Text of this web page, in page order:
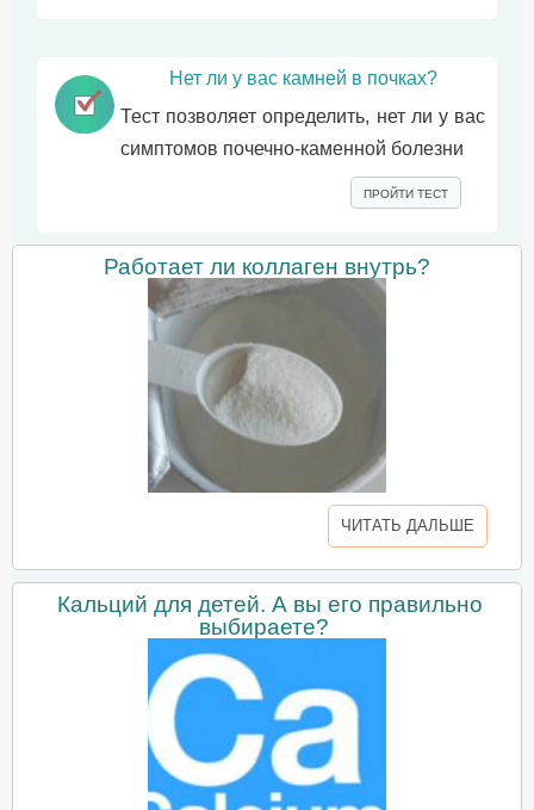
Нет ли у вас камней в почках?
Тест позволяет определить, нет ли у вас
симптомов почечно-каменной болезни
ПРОЙТИ ТЕСТ
Работает ли коллаген внутрь?
ЧИТАТЬ ДАЛЬШЕ
Кальций для детей. А вы его правильно
выбираете?